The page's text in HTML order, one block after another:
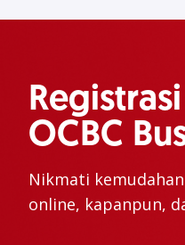
OCBC
Nikmati
online, kapanpun,